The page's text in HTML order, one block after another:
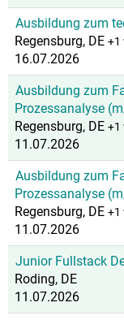
Ausbildung zum
Regensburg, DE +1
16.07.2026
Ausbildung zum
Prozessanalyse
Regensburg, DE +1
11.07.2026
Ausbildung zum
Prozessanalyse
Regensburg, DE +1
11.07.2026
Junior Fullstack
Roding, DE
11.07.2026